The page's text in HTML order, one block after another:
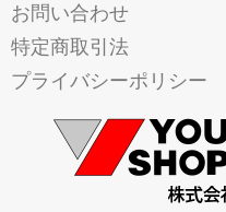
お問い合わせ
特定商取引法
プライバシーポリシー